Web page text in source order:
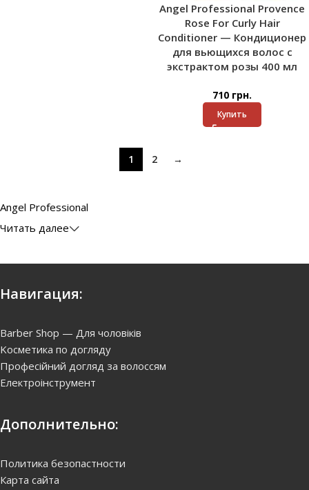
Angel Professional Provence
Rose For Curly Hair
Conditioner — Кондиционер
для вьющихся волос с
экстрактом розы 400 мл
710 грн.
Купить
1 2 →
Angel Professional
Читать далее
Навигация:
Barber Shop — Для чоловіків
Kосметика по догляду
Професійний догляд за волоссям
Електроінструмент
Дополнительно:
Политика безопастности
Карта сайта